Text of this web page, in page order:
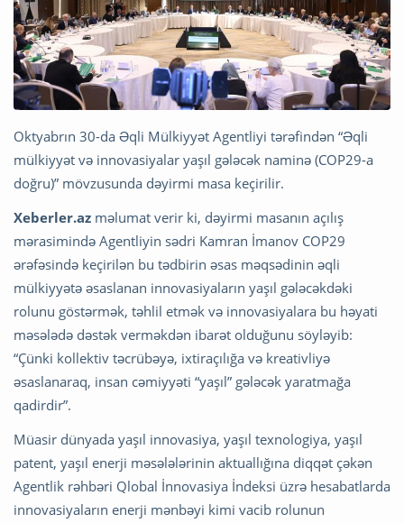
Oktyabrın 30-da Əqli Mülkiyyət Agentliyi tərəfindən “Əqli
mülkiyyət və innovasiyalar yaşıl gələcək naminə (COP29-a
doğru)” mövzusunda dəyirmi masa keçirilir.
Xeberler.az məlumat verir ki, dəyirmi masanın açılış
mərasimində Agentliyin sədri Kamran İmanov COP29
ərəfəsində keçirilən bu tədbirin əsas məqsədinin əqli
mülkiyyətə əsaslanan innovasiyaların yaşıl gələcəkdəki
rolunu göstərmək, təhlil etmək və innovasiyalara bu həyati
məsələdə dəstək verməkdən ibarət olduğunu söyləyib:
“Çünki kollektiv təcrübəyə, ixtiraçılığa və kreativliyə
əsaslanaraq, insan cəmiyyəti “yaşıl” gələcək yaratmağa
qadirdir”.
Müasir dünyada yaşıl innovasiya, yaşıl texnologiya, yaşıl
patent, yaşıl enerji məsələlərinin aktuallığına diqqət çəkən
Agentlik rəhbəri Qlobal İnnovasiya İndeksi üzrə hesabatlarda
innovasiyaların enerji mənbəyi kimi vacib rolunun